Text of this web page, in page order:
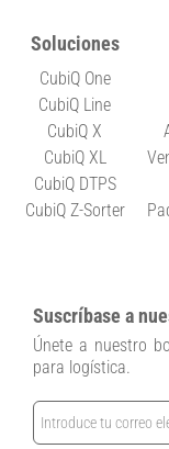
Soluciones
CubiQ One
CubiQ Line
CubiQ X
CubiQ XL
CubiQ DTPS
CubiQ Z-Sorter
Suscríbase a
Únete a nuestro
para logística.